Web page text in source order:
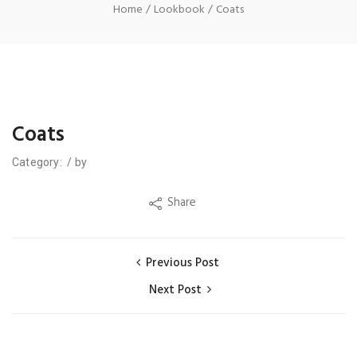
Home Lookbook Coats
Coats
Category: / by
Share
Previous Post
Next Post